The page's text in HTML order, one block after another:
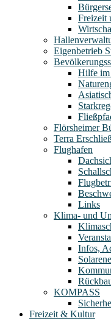
Freizeit
Eigenbetrieb
Hilfe
Flörsheimer
Terra
Flughafen
Links
Klima- und
Infos,
KOMPASS
Freizeit & Kultur